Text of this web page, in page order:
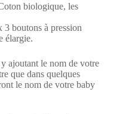
biologique, les
3 boutons à pression
élargie.
ajoutant le nom de votre
que dans quelques
le nom de votre baby